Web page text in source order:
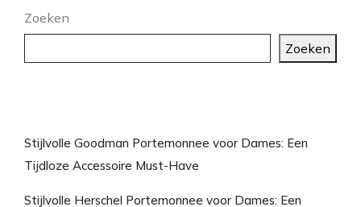
Zoeken
Zoeken
Stijlvolle Goodman Portemonnee voor Dames: Een
Tijdloze Accessoire Must-Have
Stijlvolle Herschel Portemonnee voor Dames: Een